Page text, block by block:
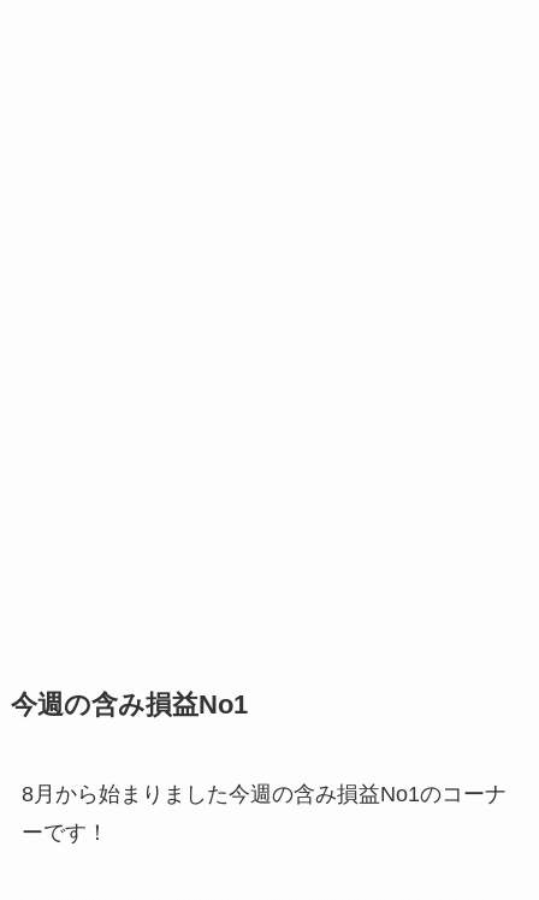
今週の含み損益No1
8月から始まりました今週の含み損益No1のコーナ
ーです！